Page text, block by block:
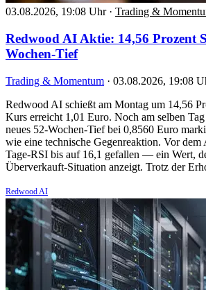
03.08.2026, 19:08 Uhr · Trading &
Redwood AI Aktie: 14,56 Prozent
Wochen-Tief
Trading & Momentum · 03.08.2026, 19:08
Redwood AI schießt am Montag um 14,56
Kurs erreicht 1,01 Euro. Noch am selben
neues 52-Wochen-Tief bei 0,8560 Euro
wie eine technische Gegenreaktion. Vor
Tage-RSI bis auf 16,1 gefallen — ein Wert,
Überverkauft-Situation anzeigt. Trotz der
Redwood AI